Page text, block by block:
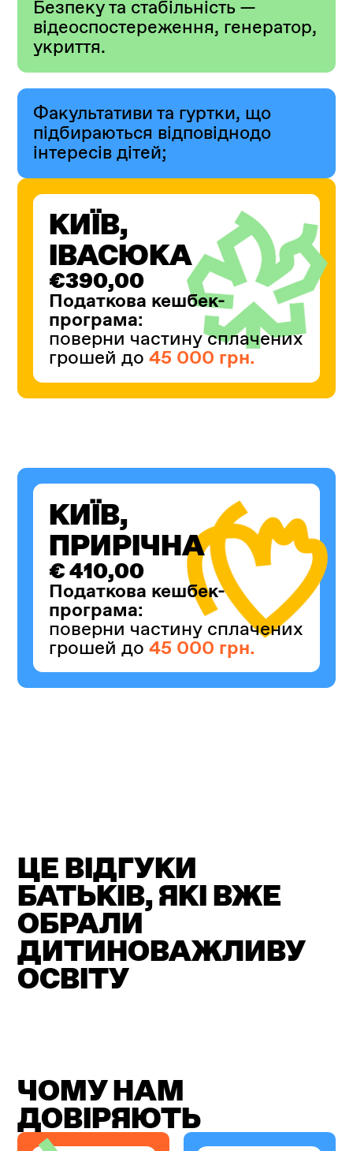
Безпеку та стабільність —
відеоспостереження, генератор,
укриття.
Факультативи та гуртки, що
підбираються відповіднодо
інтересів дітей;
КИЇВ,
ІВАСЮКА
€390,00
Податкова кешбек-
програма:
поверни частину сплачених
грошей до 45 000 грн.
КИЇВ,
ПРИРІЧНА
€ 410,00
Податкова кешбек-
програма:
поверни частину сплачених
грошей до 45 000 грн.
ЦЕ ВІДГУКИ
БАТЬКІВ, ЯКІ ВЖЕ
ОБРАЛИ
ДИТИНОВАЖЛИВУ
ОСВІТУ
ЧОМУ НАМ
ДОВІРЯЮТЬ